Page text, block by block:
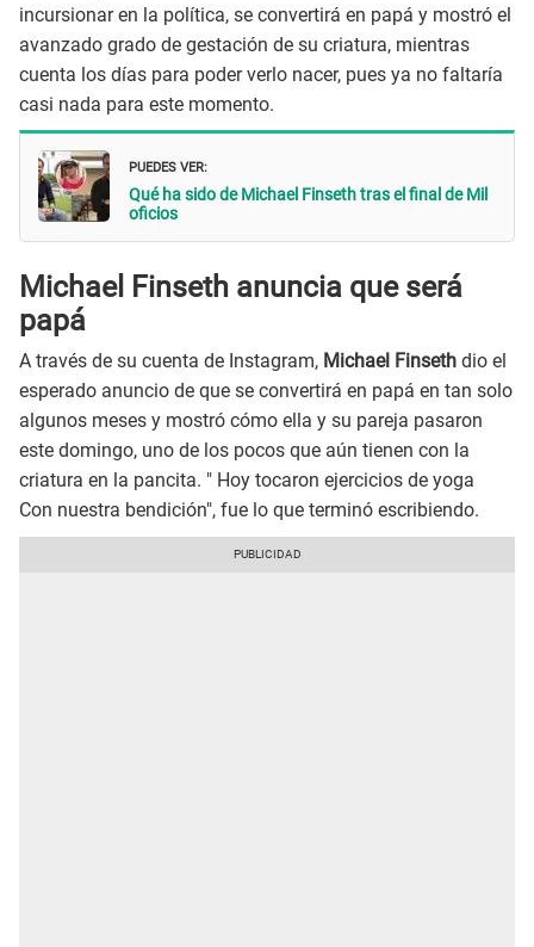
incursionar en la política, se convertirá en papá y mostró el
avanzado grado de gestación de su criatura, mientras
cuenta los días para poder verlo nacer, pues ya no faltaría
casi nada para este momento.
PUEDES VER:
Qué ha sido de Michael Finseth tras el final de Mil
oficios
Michael Finseth anuncia que será
papá
A través de su cuenta de Instagram, Michael Finseth dio el
esperado anuncio de que se convertirá en papá en tan solo
algunos meses y mostró cómo ella y su pareja pasaron
este domingo, uno de los pocos que aún tienen con la
criatura en la pancita. " Hoy tocaron ejercicios de yoga
Con nuestra bendición", fue lo que terminó escribiendo.